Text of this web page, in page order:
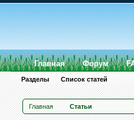
Главная Статьи
Главная Форум
Разделы Список статей